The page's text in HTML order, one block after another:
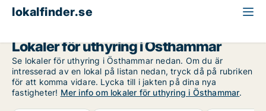
lokalfinder.se
Lokaler för uthyring i Östhammar
Se lokaler för uthyring i Östhammar nedan. Om du är
intresserad av en lokal på listan nedan, tryck då på rubriken
för att komma vidare. Lycka till i jakten på dina nya
fastigheter! Mer info om lokaler för uthyring i Östhammar.